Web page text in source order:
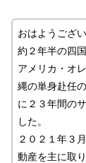
おはようござ
約２年半の四
アメリカ・オ
縄の単身赴任
に２３年間の
した。
２０２１年３
動産を主に取